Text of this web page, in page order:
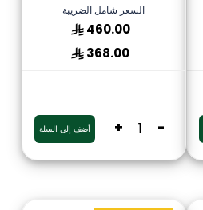
السعر شامل الضريبة
460.00
368.00
-
+ أضف إلى السلة